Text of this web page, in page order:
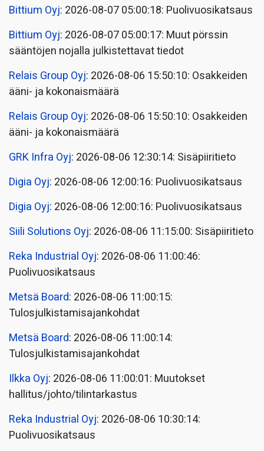
Bittium Oyj: 2026-08-07 05:00:18: Puolivuosikatsaus
Bittium Oyj: 2026-08-07 05:00:17: Muut pörssin
sääntöjen nojalla julkistettavat tiedot
Relais Group Oyj: 2026-08-06 15:50:10: Osakkeiden
ääni- ja kokonaismäärä
Relais Group Oyj: 2026-08-06 15:50:10: Osakkeiden
ääni- ja kokonaismäärä
GRK Infra Oyj: 2026-08-06 12:30:14: Sisäpiiritieto
Digia Oyj: 2026-08-06 12:00:16: Puolivuosikatsaus
Digia Oyj: 2026-08-06 12:00:16: Puolivuosikatsaus
Siili Solutions Oyj: 2026-08-06 11:15:00: Sisäpiiritieto
Reka Industrial Oyj: 2026-08-06 11:00:46:
Puolivuosikatsaus
Metsä Board: 2026-08-06 11:00:15:
Tulosjulkistamisajankohdat
Metsä Board: 2026-08-06 11:00:14:
Tulosjulkistamisajankohdat
Ilkka Oyj: 2026-08-06 11:00:01: Muutokset
hallitus/johto/tilintarkastus
Reka Industrial Oyj: 2026-08-06 10:30:14:
Puolivuosikatsaus